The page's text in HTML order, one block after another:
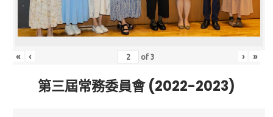
« ‹ of3 › »
第三屆常務委員會 (2022-2023)